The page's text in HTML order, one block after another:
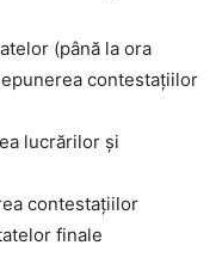
(până la ora
contestațiilor
lucrărilor și
contestațiilor
finale